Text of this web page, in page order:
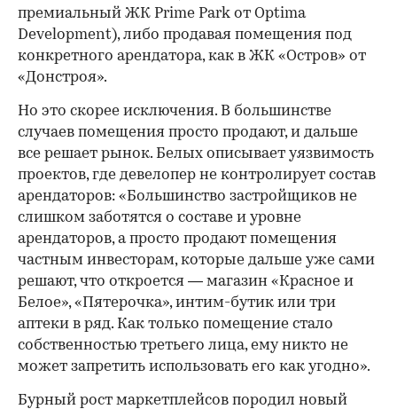
премиальный ЖК Prime Park от Optima
Development), либо продавая помещения под
конкретного арендатора, как в ЖК «Остров» от
«Донстроя».
Но это скорее исключения. В большинстве
случаев помещения просто продают, и дальше
все решает рынок. Белых описывает уязвимость
проектов, где девелопер не контролирует состав
арендаторов: «Большинство застройщиков не
слишком заботятся о составе и уровне
арендаторов, а просто продают помещения
частным инвесторам, которые дальше уже сами
решают, что откроется — магазин «Красное и
Белое», «Пятерочка», интим-бутик или три
аптеки в ряд. Как только помещение стало
собственностью третьего лица, ему никто не
может запретить использовать его как угодно».
Бурный рост маркетплейсов породил новый